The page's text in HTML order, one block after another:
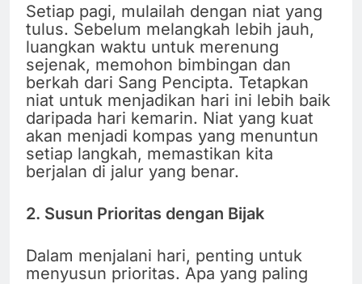
Setiap pagi, mulailah dengan niat yang
tulus. Sebelum melangkah lebih jauh,
luangkan waktu untuk merenung
sejenak, memohon bimbingan dan
berkah dari Sang Pencipta. Tetapkan
niat untuk menjadikan hari ini lebih baik
daripada hari kemarin. Niat yang kuat
akan menjadi kompas yang menuntun
setiap langkah, memastikan kita
berjalan di jalur yang benar.
2. Susun Prioritas dengan Bijak
Dalam menjalani hari, penting untuk
menyusun prioritas. Apa yang paling